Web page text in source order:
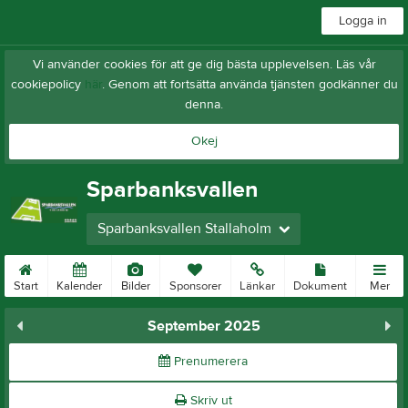
Logga in
Vi använder cookies för att ge dig bästa upplevelsen. Läs vår
cookiepolicy här. Genom att fortsätta använda tjänsten godkänner du
denna.
Okej
Sparbanksvallen
Sparbanksvallen Stallaholm
Start Kalender Bilder Sponsorer Länkar Dokument Mer
September 2025
Prenumerera
Skriv ut